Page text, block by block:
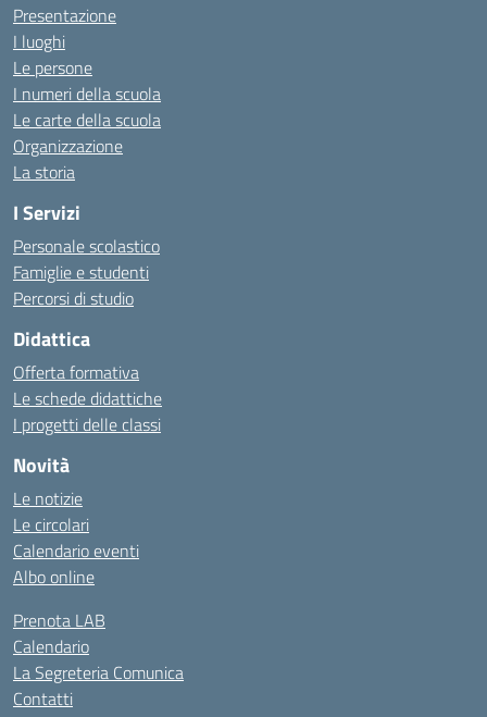
Presentazione
I luoghi
Le persone
I numeri della scuola
Le carte della scuola
Organizzazione
La storia
I Servizi
Personale scolastico
Famiglie e studenti
Percorsi di studio
Didattica
Offerta formativa
Le schede didattiche
I progetti delle classi
Novità
Le notizie
Le circolari
Calendario eventi
Albo online
Prenota LAB
Calendario
La Segreteria Comunica
Contatti